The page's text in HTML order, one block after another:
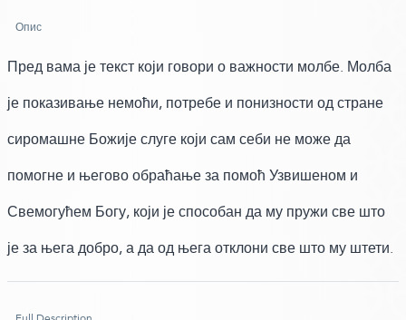
Опис
Пред вама је текст који говори о важности молбе. Молба
је показивање немоћи, потребе и понизности од стране
сиромашне Божије слуге који сам себи не може да
помогне и његово обраћање за помоћ Узвишеном и
Свемогућем Богу, који је способан да му пружи све што
је за њега добро, а да од њега отклони све што му штети.